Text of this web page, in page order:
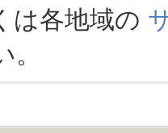
各地域の
。